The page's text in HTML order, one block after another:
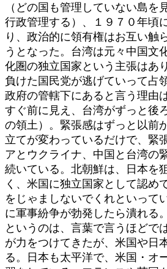
（どの国も管理していない島を
行政管理する）、１９７０年頃
り、政治的に領有権はお互い触
うとなった。台湾は元々中国文
化圏の独立国家という主張はあ
負けた国民党が逃げていって占
政府の管轄下にあると言う理由
すぐ前に見え、台湾がずっと後
の領土）。緊張感はずっと以前
立てが変わっているだけで、緊
アとウクライナ、中国と台湾の
続いている。北朝鮮は、日本を
く、米国に独立国家として認め
をじゃましないでくれといって
に軍事紛争が勃発したら潰れる
というのは、言葉で言うほどで
が力をつけてきたが、米国や日
る。日本も太平洋で、米国・オ